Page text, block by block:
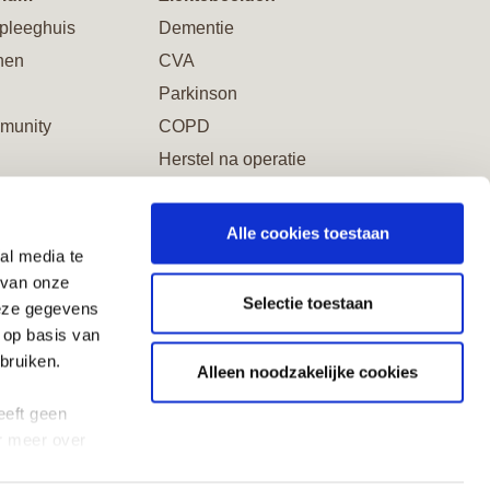
media te
onze
gegevens
basis van
geen
over
Alle cookies toestaan
Selectie toestaan
Alleen noodzakelijke cookies
Vriend
Dementie
CVA
Parkinson
COPD
Herstel na operatie